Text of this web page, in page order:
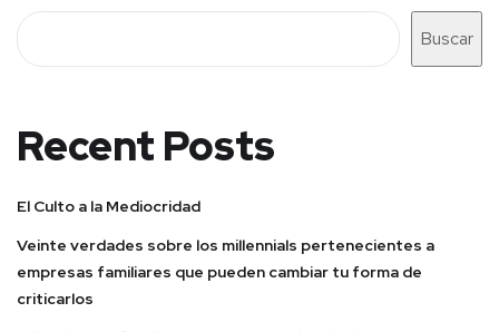
Buscar
Recent Posts
El Culto a la Mediocridad
Veinte verdades sobre los millennials pertenecientes a
empresas familiares que pueden cambiar tu forma de
criticarlos